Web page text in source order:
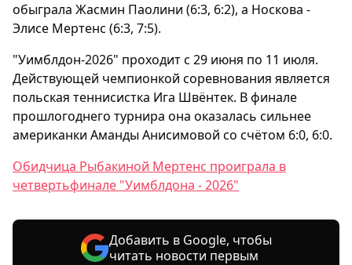
обыграла Жасмин Паолини (6:3, 6:2), а Носкова -
Элисе Мертенс (6:3, 7:5).
"Уимблдон-2026" проходит с 29 июня по 11 июля.
Действующей чемпионкой соревнования является
польская теннисистка Ига Швёнтек. В финале
прошлогоднего турнира она оказалась сильнее
американки Аманды Анисимовой со счётом 6:0, 6:0.
Обидчица Рыбакиной Мертенс проиграла в
четвертьфинале "Уимблдона - 2026"
Добавить в Google, чтобы
читать новости первым